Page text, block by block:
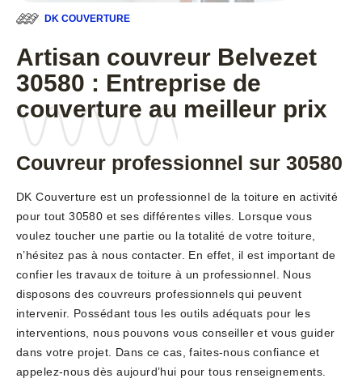
DK COUVERTURE
Artisan couvreur Belvezet
30580 : Entreprise de
couverture au meilleur prix
Couvreur professionnel sur 30580
DK Couverture est un professionnel de la toiture en activité
pour tout 30580 et ses différentes villes. Lorsque vous
voulez toucher une partie ou la totalité de votre toiture,
n’hésitez pas à nous contacter. En effet, il est important de
confier les travaux de toiture à un professionnel. Nous
disposons des couvreurs professionnels qui peuvent
intervenir. Possédant tous les outils adéquats pour les
interventions, nous pouvons vous conseiller et vous guider
dans votre projet. Dans ce cas, faites-nous confiance et
appelez-nous dès aujourd’hui pour tous renseignements.